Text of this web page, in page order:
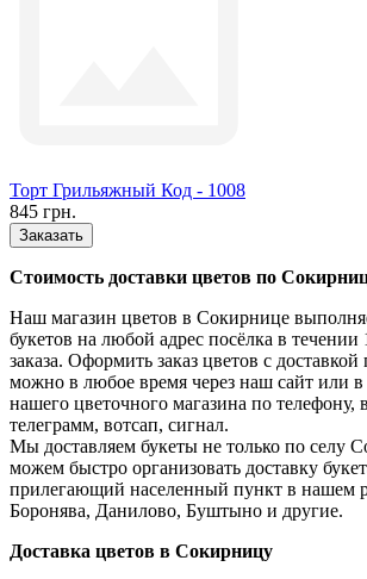
Торт Грильяжный Код - 1008
845 грн.
Заказать
Стоимость доставки цветов по
Наш магазин цветов в Сокирнице
букетов на любой адрес посёлка в течении
заказа. Оформить заказ цветов с
можно в любое время через наш сайт или в
нашего цветочного магазина по телефону,
телеграмм, вотсап, сигнал.
Мы доставляем букеты не только по селу
можем быстро организовать доставку
прилегающий населенный пункт в нашем
Боронява, Данилово, Буштыно и другие.
Доставка цветов в Сокирницу